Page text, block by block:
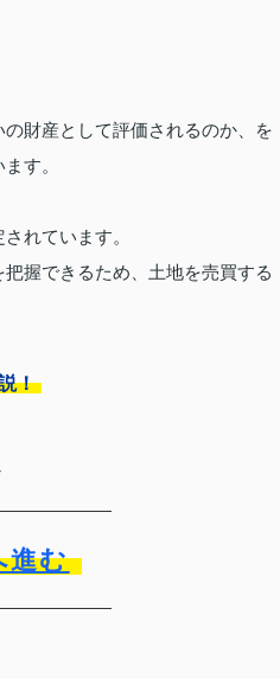
財産として評価されるのか、を
す。
れています。
握できるため、土地を売買する
！
進む